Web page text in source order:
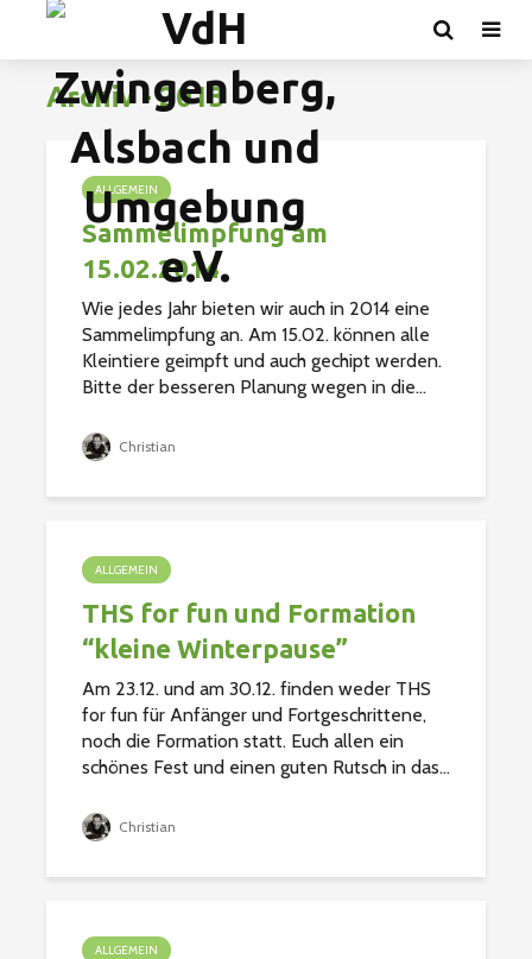
Archiv - 2013
ALLGEMEIN
Sammelimpfung am
15.02.2014
Wie jedes Jahr bieten wir auch in 2014 eine
Sammelimpfung an. Am 15.02. können alle
Kleintiere geimpft und auch gechipt werden.
Bitte der besseren Planung wegen in die...
Christian
ALLGEMEIN
THS for fun und Formation
“kleine Winterpause”
Am 23.12. und am 30.12. finden weder THS
for fun für Anfänger und Fortgeschrittene,
noch die Formation statt. Euch allen ein
schönes Fest und einen guten Rutsch in das...
Christian
ALLGEMEIN